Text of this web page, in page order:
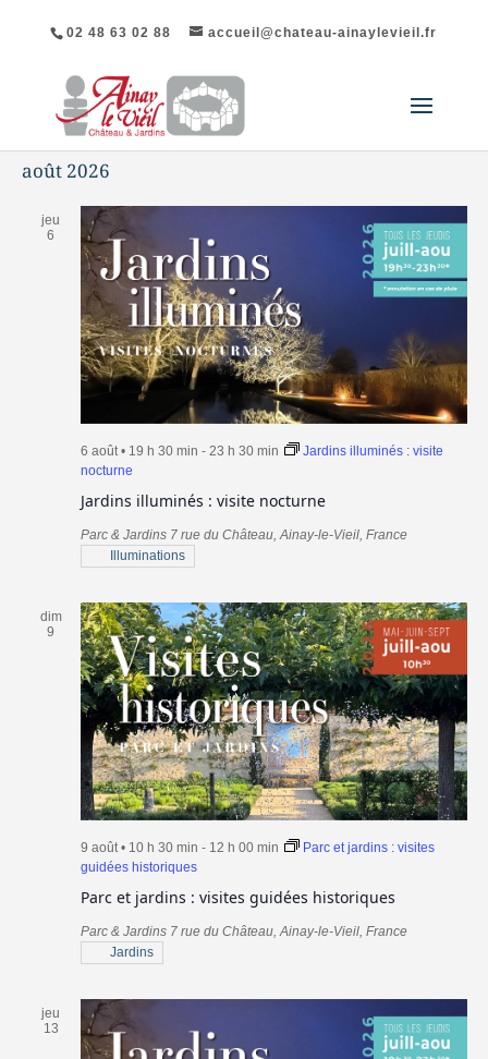
02 48 63 02 88 accueil@chateau-ainaylevieil.fr
août 2026
jeu
6
Jardins illuminés : visite nocturne
6 août • 19 h 30 min - 23 h 30 min
Jardins illuminés : visite
nocturne
Parc & Jardins 7 rue du Château, Ainay-le-Vieil, France
Illuminations
dim
9
Parc et jardins : visites guidées historiques
9 août • 10 h 30 min - 12 h 00 min
Parc et jardins : visites
guidées historiques
Parc & Jardins 7 rue du Château, Ainay-le-Vieil, France
Jardins
jeu
13